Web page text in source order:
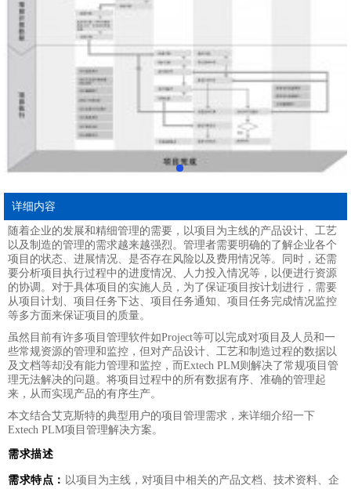
详细内容
随着企业的发展和精细管理的需要，以项目为主线的产品设计、工艺
以及制造的管理的需求越来越强烈。管理者需要明确的了解企业各个
项目的状态、进展情况、是否存在风险以及费用情况等。同时，还需
要分析项目执行过程中的进度情况、人力投入情况等，以便进行资源
的协调。对于具体项目的实施人员，为了保证项目按计划进行，需要
从项目计划、项目任务下达、项目任务通知、项目任务完成情况监控
等多方面来保证项目的质量。
虽然目前有许多项目管理软件如Project等可以完成对项目及人员和一
些常规资源的管理和监控，但对产品设计、工艺和制造过程的数据以
及文档等却没有能力管理和监控，而Extech PLM则解决了常规项目管
理无法解决的问题。将项目过程中的所有数据有序、准确的管理起
来，从而实现产品的有序生产。
本文结合艾克斯特的典型用户的项目管理需求，来详细介绍一下
Extech PLM项目管理解决方案。
需求描述
需求特点： 以项目为主线，对项目中相关的产品文档、技术资料、企